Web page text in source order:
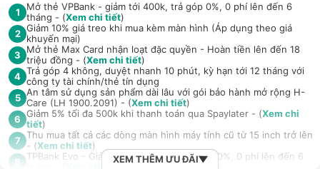
1
Mở thẻ VPBank - giảm tới 400k, trả góp 0%, 0 phí lên đến 6
tháng - (Xem chi tiết)
2 Giảm 10% giá treo khi mua kèm màn hình (Áp dụng theo giá
khuyến mại)
3
Mở thẻ Max Card nhận loạt đặc quyền - Hoàn tiền lên đến 18
triệu đồng - (Xem chi tiết)
4 Trả góp 4 không, duyệt nhanh 10 phút, kỳ hạn tới 12 tháng với
công ty tài chính/thẻ tín dụng
5 An tâm sử dụng sản phẩm dài lâu với gói bảo hành mở rộng H-
Care (LH 1900.2091) - (Xem chi tiết)
6 Giảm 5% tối đa 500k khi thanh toán qua Spaylater - (Xem chi
tiết)
7
Thu mua tất cả các dòng màn hình máy tính cũ từ 15 inch trở lên
- (Xem chi tiết)
8
TPBank Evo - Giảm đến 500.000đ, trả góp 0%, 0 phí lên đến 6
XEM THÊM ƯU ĐÃI